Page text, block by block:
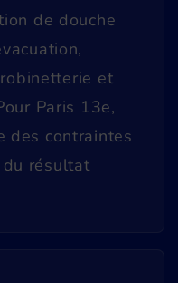
de douche
et
Paris 13e,
des contraintes
résultat